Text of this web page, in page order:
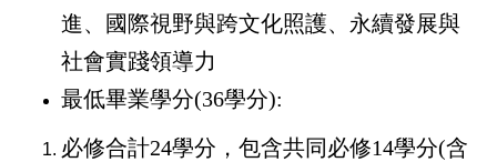
進、國際視野與跨文化照護、永續發展與
社會實踐領導力
最低畢業學分(36學分):
必修合計24學分，包含共同必修14學分(含